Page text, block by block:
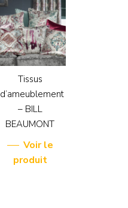
Tissus
d’ameublement
– BILL
BEAUMONT
Voir le
produit